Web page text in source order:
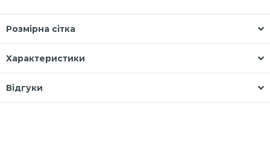
Розмірна сітка
Характеристики
Відгуки